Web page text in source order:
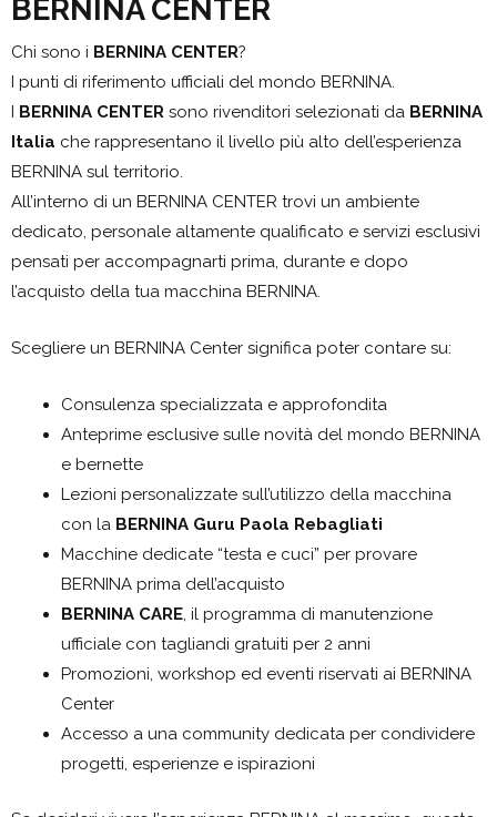
BERNINA CENTER
Chi sono i BERNINA CENTER?
I punti di riferimento ufficiali del mondo BERNINA.
I BERNINA CENTER sono rivenditori selezionati da BERNINA
Italia che rappresentano il livello più alto dell’esperienza
BERNINA sul territorio.
All’interno di un BERNINA CENTER trovi un ambiente
dedicato, personale altamente qualificato e servizi esclusivi
pensati per accompagnarti prima, durante e dopo
l’acquisto della tua macchina BERNINA.
Scegliere un BERNINA Center significa poter contare su:
Consulenza specializzata e approfondita
Anteprime esclusive sulle novità del mondo BERNINA
e bernette
Lezioni personalizzate sull’utilizzo della macchina
con la BERNINA Guru Paola Rebagliati
Macchine dedicate “testa e cuci” per provare
BERNINA prima dell’acquisto
BERNINA CARE, il programma di manutenzione
ufficiale con tagliandi gratuiti per 2 anni
Promozioni, workshop ed eventi riservati ai BERNINA
Center
Accesso a una community dedicata per condividere
progetti, esperienze e ispirazioni